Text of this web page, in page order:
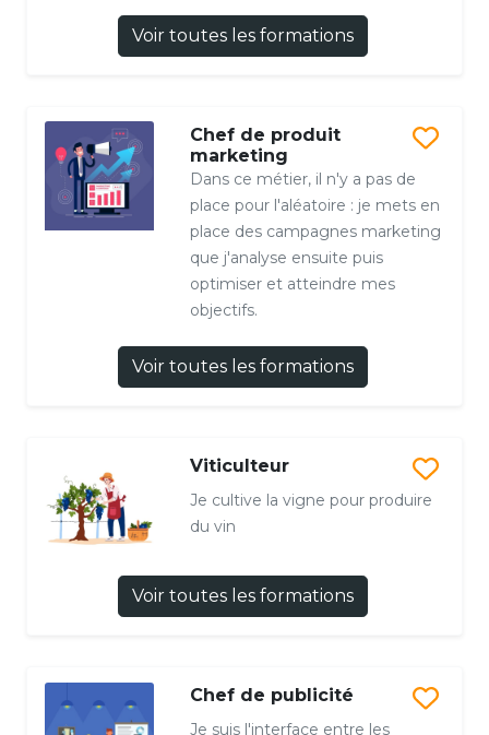
Voir toutes les formations
Chef de produit
marketing
Dans ce métier, il n'y a pas de
place pour l'aléatoire : je mets en
place des campagnes marketing
que j'analyse ensuite puis
optimiser et atteindre mes
objectifs.
Voir toutes les formations
Viticulteur
Je cultive la vigne pour produire
du vin
Voir toutes les formations
Chef de publicité
Je suis l'interface entre les